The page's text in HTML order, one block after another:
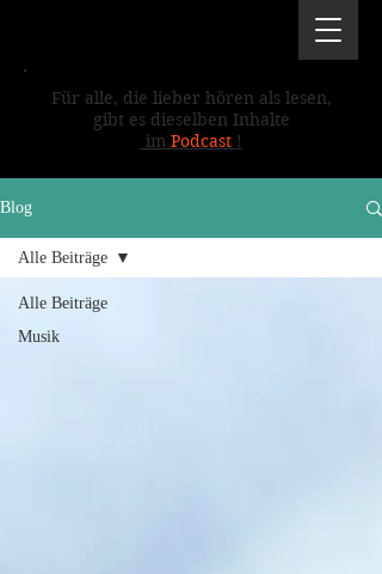
Für alle, die lieber hören als lesen,
gibt es dieselben Inhalte
im Podcast !
Blog
Alle Beiträge
Musik
Alle Beiträge